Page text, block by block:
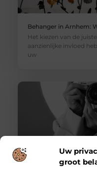
Uw
groot
Behanger in Arnhem:
Het kiezen van de
aanzienlijke invloed
uw